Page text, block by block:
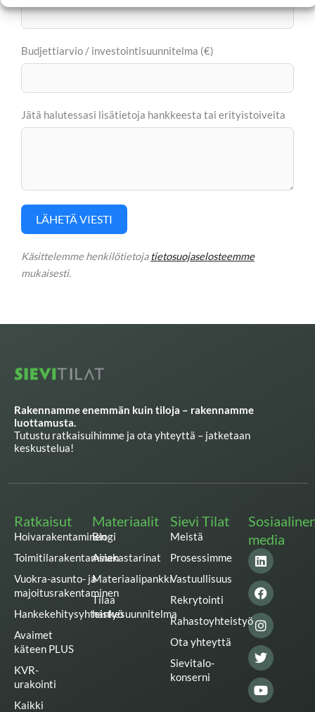
Budjettiarvio / investointisuunnitelma (€)
Jätä halutessasi lisätietoja hankkeesta tai erityistoiveita
LÄHETÄ VIESTI
Käsittelemme henkilötietoja tietosuojaselosteemme
mukaisesti.
Rakennamme enemmän kuin tiloja – rakennamme
luottamusta.
Tutustu ratkaisuihimme ja ota yhteyttä – jatketaan
keskustelua!
Ratkaisut
Hoivarakentaminen
Toimitilarakentaminen
Vuokra-asunto- ja
majoitusrakentaminen
Hankekehitysyhteistyö
Avaimet
käteen PLUS
KVR-
urakointi
Kaikki
Materiaalit
Blogi
Asiakastarinat
Materiaalipankki
Tilaa
hankesuunnitelma
Sievi Tilat
Meistä
Prosessimme
Vastuullisuus
Rekrytointi
Rahastoyhteistyö
Ota yhteyttä
Sievitalo-
konserni
media
L
i
n
k
e
d
i
n
F
a
c
e
b
o
o
k
I
n
s
t
a
g
r
a
m
T
w
i
t
t
e
r
Y
o
u
t
u
b
e